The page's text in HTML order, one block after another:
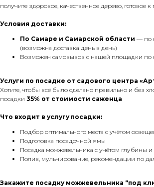
получите здоровое, качественное дерево, готовое к
Условия доставки:
По Самаре и Самарской области — по
(возможна доставка день в день)
Возможен самовывоз с нашей площадки по
Услуги по посадке от садового центра
Хотите, чтобы всё было сделано правильно и без
посадки 35% от стоимости саженца
Что входит в услугу посадки:
Подбор оптимального места с учётом
Подготовка посадочной ямы
Посадка можжевельника с учётом глубины и
Полив, мульчирование, рекомендации по
Закажите посадку можжевельника “под